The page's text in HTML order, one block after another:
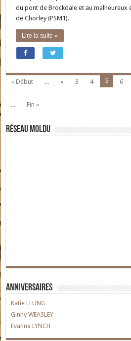
du pont de Brockdale et au malheureux
de Chorley (PSM1).
Lire la suite »
« Début ... « 3 4 5 6
...
Fin »
Réseau moldu
Anniversaires
Katie LEUNG
Ginny WEASLEY
Evanna LYNCH